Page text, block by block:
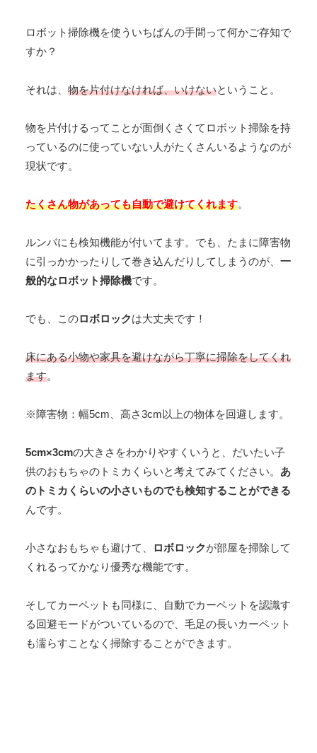
ロボット掃除機を使ういちばんの手間って何かご存知で
すか？
それは、 物を片付けなければ、いけないということ。
物を片付けるってことが面倒くさくてロボット掃除を持
っているのに使っていない人がたくさんいるようなのが
現状です。
たくさん物があっても自動で避けてくれます。
ルンバにも検知機能が付いてます。でも、たまに障害物
に引っかかったりして巻き込んだりしてしまうのが、 一
般的なロボット掃除機です。
でも、このロボロックは大丈夫です！
床にある小物や家具を避けながら丁寧に掃除をしてくれ
ます。
※障害物：幅5cm、高さ3cm以上の物体を回避します。
5cm×3cmの大きさをわかりやすくいうと、だいたい子
供のおもちゃのトミカくらいと考えてみてください。 あ
のトミカくらいの小さいものでも検知することができる
んです。
小さなおもちゃも避けて、 ロボロックが部屋を掃除して
くれるってかなり優秀な機能です。
そしてカーペットも同様に、自動でカーペットを認識す
る回避モードがついているので、毛足の長いカーペット
も濡らすことなく掃除することができます。